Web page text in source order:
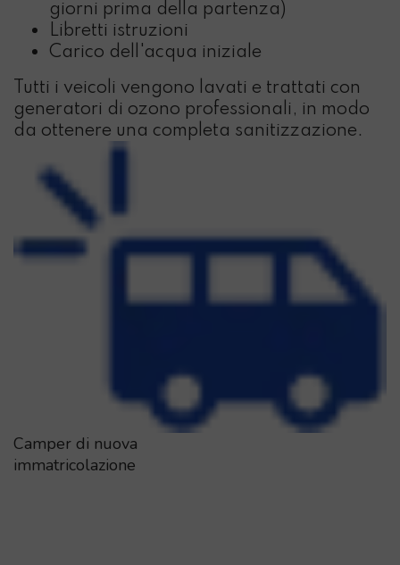
giorni prima della partenza)
Libretti istruzioni
Carico dell'acqua iniziale
Tutti i veicoli vengono lavati e trattati con
generatori di ozono professionali, in modo
da ottenere una completa sanitizzazione.
Camper di nuova
immatricolazione